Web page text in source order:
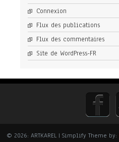
Connexion
Flux des publications
Flux des commentaires
Site de WordPress-FR
© 2026: ARTKAREL | Simplify Theme by: